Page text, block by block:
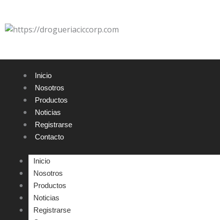
contenido
Inicio
Nosotros
Productos
Noticias
Registrarse
Contacto
Inicio
Nosotros
Productos
Noticias
Registrarse